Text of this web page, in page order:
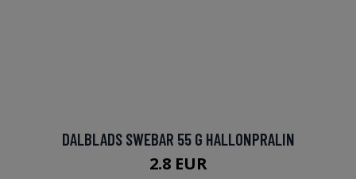
DALBLADS SWEBAR 55 G HALLONPRALIN
2.8 EUR